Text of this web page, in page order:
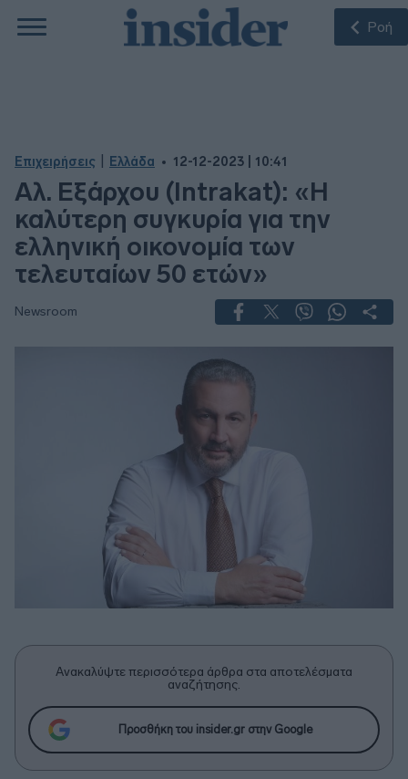
Ροή
Επιχειρήσεις Ελλάδα 12-12-2023 | 10:41
Αλ. Εξάρχου (Intrakat): «Η
καλύτερη συγκυρία για την
ελληνική οικονομία των
τελευταίων 50 ετών»
Newsroom
Ανακαλύψτε περισσότερα άρθρα στα αποτελέσματα
αναζήτησης.
Προσθήκη του insider.gr στην Google